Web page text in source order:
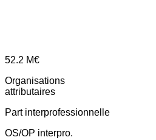
52.2 M€
Organisations
attributaires
Part interprofessionnelle
OS/OP interpro.